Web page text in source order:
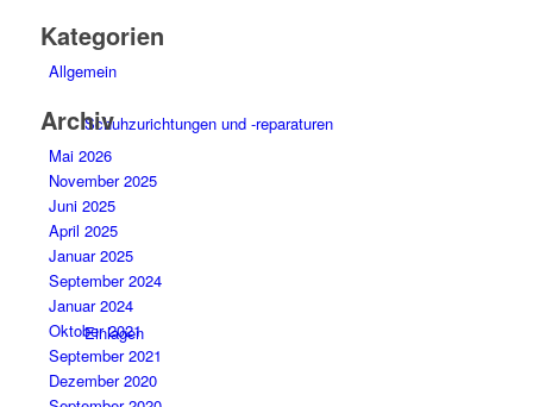
Schuhzurichtungen und -reparaturen
Einlagen
Kategorien
Allgemein
Archiv
Mai 2026
November 2025
Juni 2025
April 2025
Januar 2025
September 2024
Januar 2024
Oktober 2021
September 2021
Dezember 2020